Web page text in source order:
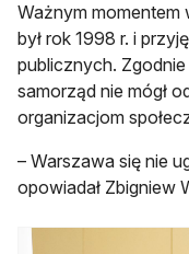
Ważnym momentem
był rok 1998 r. i
publicznych.
samorząd nie mógł
organizacjom
– Warszawa się nie
opowiadał Zbigniew